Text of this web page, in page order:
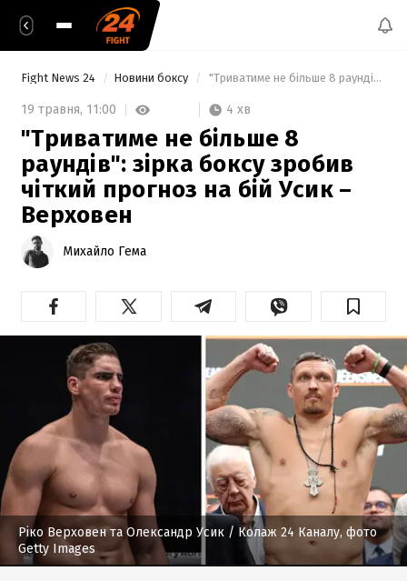
Fight News 24 Новини боксу "Триватиме не більше 8 раундів": зірка боксу зробив чіткий прогноз на бій Усик – Верховен
19 травня, 11:00 4 хв
"Триватиме не більше 8
раундів": зірка боксу зробив
чіткий прогноз на бій Усик –
Верховен
Михайло Гема
Ріко Верховен та Олександр Усик / Колаж 24 Каналу, фото
Getty Images